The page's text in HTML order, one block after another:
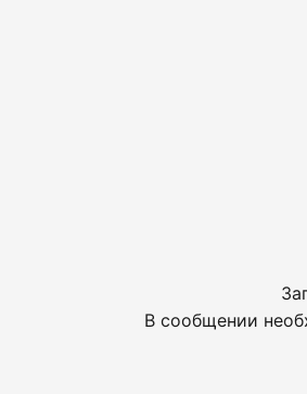
В сообщении